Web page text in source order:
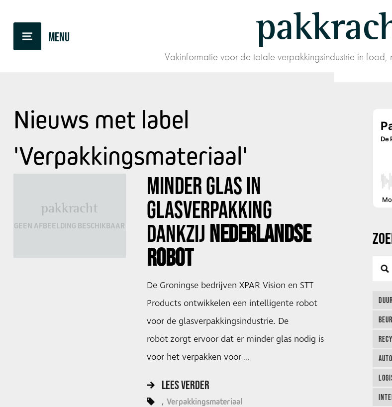
Vakinformatie voor de totale verpakkingsindustrie in
Nieuws met label
'Verpakkingsmateriaal'
pakkracht
GEEN AFBEELDING BESCHIKBAAR
MINDER GLAS IN
GLASVERPAKKING
DANKZIJ NEDERLANDSE
ROBOT
De Groningse bedrijven XPAR Vision en STT
Products ontwikkelen een intelligente robot
voor de glasverpakkingsindustrie. De
robot zorgt ervoor dat er minder glas nodig is
voor het verpakken voor …
LEES VERDER
Verpakkingsmateriaal